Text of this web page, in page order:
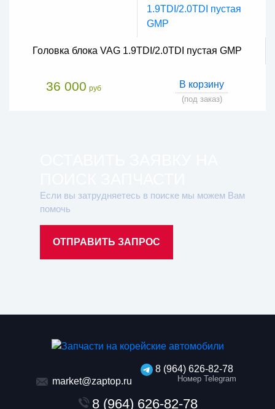
Головка блока VAG 1.9TDI/2.0TDI пустая GMP
36 000 руб В корзину
(под заказ)
Если вы затрудняетесь в поиске мы можем Вам
помочь
ОТПРАВИТЬ ЗАПРОС
market@zaptop.ru
8 (964) 626-82-78
Номер Telegram
8 (964) 626-82-78